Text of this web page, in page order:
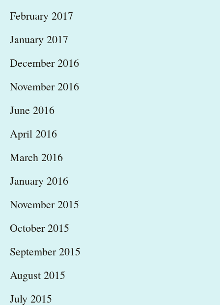
February 2017
January 2017
December 2016
November 2016
June 2016
April 2016
March 2016
January 2016
November 2015
October 2015
September 2015
August 2015
July 2015